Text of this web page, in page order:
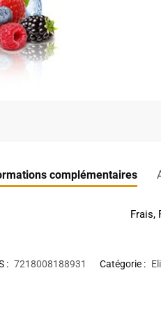
complémentaires
Frais,
: 7218008188931 Catégorie :